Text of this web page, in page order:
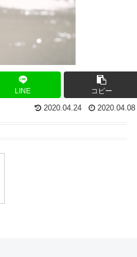
LINE コピー
2020.04.24 2020.04.08